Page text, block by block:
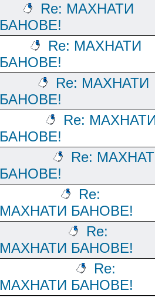
Re: МАХНАТИ
БАНОВЕ!
Re: МАХНАТИ
БАНОВЕ!
Re: МАХНАТИ
БАНОВЕ!
Re:
БАНОВЕ!
Re:
БАНОВЕ!
Re:
МАХНАТИ БАНОВЕ!
Re:
МАХНАТИ БАНОВЕ!
Re:
МАХНАТИ БАНОВЕ!